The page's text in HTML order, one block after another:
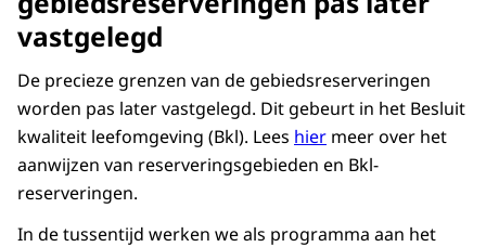
vastgelegd
De precieze grenzen van de gebiedsreserveringen
worden pas later vastgelegd. Dit gebeurt in het Besluit
kwaliteit leefomgeving (Bkl). Lees hier meer over het
aanwijzen van reserveringsgebieden en Bkl-
reserveringen.
In de tussentijd werken we als programma aan het